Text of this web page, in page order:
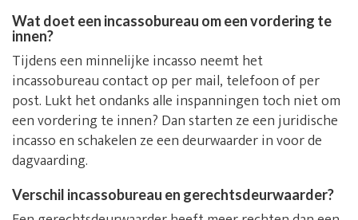
Wat doet een incassobureau om een vordering te
innen?
Tijdens een minnelijke incasso neemt het
incassobureau contact op per mail, telefoon of per
post. Lukt het ondanks alle inspanningen toch niet om
een vordering te innen? Dan starten ze een juridische
incasso en schakelen ze een deurwaarder in voor de
dagvaarding.
Verschil incassobureau en gerechtsdeurwaarder?